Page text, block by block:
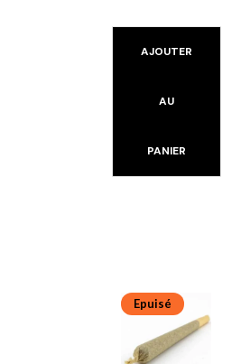
AJOUTER
AU
PANIER
Epuisé